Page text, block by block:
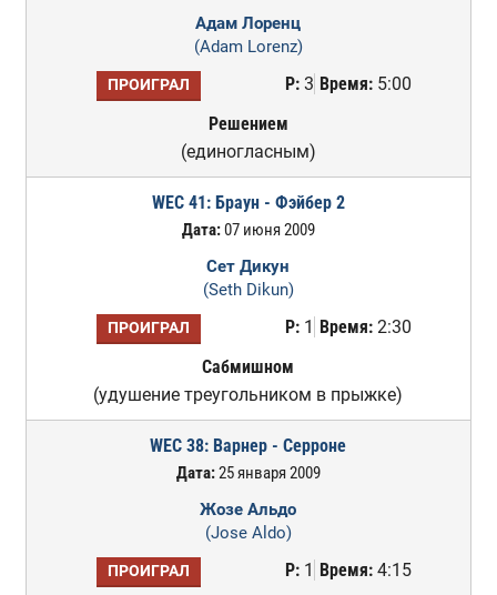
Адам Лоренц
(Adam Lorenz)
ПРОИГРАЛ Р:3 Время:5:00
Решением
(единогласным)
WEC 41: Браун - Фэйбер 2
Дата:07 июня 2009
Сет Дикун
(Seth Dikun)
ПРОИГРАЛ Р:1 Время:2:30
Сабмишном
(удушение треугольником в прыжке)
WEC 38: Варнер - Серроне
Дата:25 января 2009
Жозе Альдо
(Jose Aldo)
ПРОИГРАЛ Р:1 Время:4:15